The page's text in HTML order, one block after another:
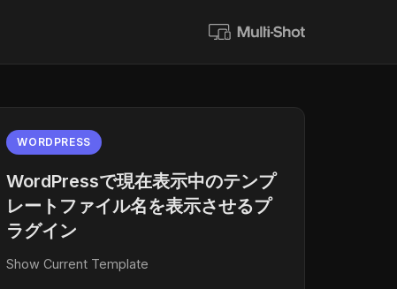
WORDPRESS
WordPressで現在表示中のテンプ
レートファイル名を表示させるプ
ラグイン
Show Current Template